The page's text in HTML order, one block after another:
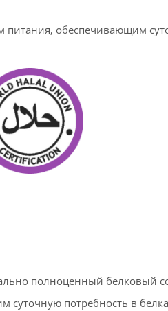
обеспечивающим
полноценный белковый
потребность в